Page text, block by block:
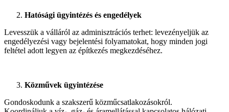
Hatósági ügyintézés és engedélyek
Levesszük a válláról az adminisztrációs terhet: levezényeljük az
engedélyezési vagy bejelentési folyamatokat, hogy minden jogi
feltétel adott legyen az építkezés megkezdéséhez.
Közművek ügyintézése
Gondoskodunk a szakszerű közműcsatlakozásokról.